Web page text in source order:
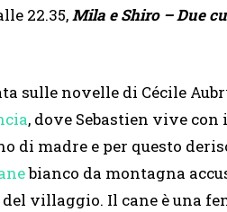
22.35,Mila e Shiro – Due
sulle novelle di Cécile
, dove Sebastien vive
di madre e per questo
bianco da montagna
villaggio. Il cane è una